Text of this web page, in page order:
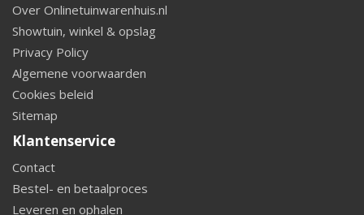
Over Onlinetuinwarenhuis.nl
Showtuin, winkel & opslag
Privacy Policy
Algemene voorwaarden
Cookies beleid
Sitemap
Klantenservice
Contact
Bestel- en betaalproces
Leveren en ophalen